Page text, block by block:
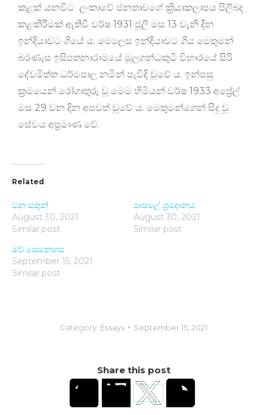
කළක් යනවිට ලංකාවේ ජනතාවගේ ක්‍රියාකලාපය පිලිබද
කළකිරීමක් ඇතිවී වර්ෂ 1931 ජූලි මස 13 වැනි දින
ඉන්දියාවට ගියේ ය. මෙලෙස ඉන්දියාවට ගිය මෙතුමන්
බරණැස ඉසිපතනාරාමයේ මූලගන්ධකුටි විහාරයේ සිරි
දේවමිත්ත ධර්මපාල නමින් පැවිදි වූවේ ය. ඉන්පසු
ක්‍රමයෙන් රෝගාතුරු වූ මෙම හිමියන් වර්ෂ 1933 අප්‍රේල්
මස 29 වන දින අපවත් වූවේ ය. මෙතුමන්ගෙන් සිදු වූ
සේවය අප්‍රමාණ වේ.
Related
වන සතුන්
August 30, 2021
Similar post
පාසලේ ශ්‍රමදානය
August 30, 2021
Similar post
මව් සෙනෙහස
September 15, 2021
Similar post
Category: Essays September 15, 2021
Share this post